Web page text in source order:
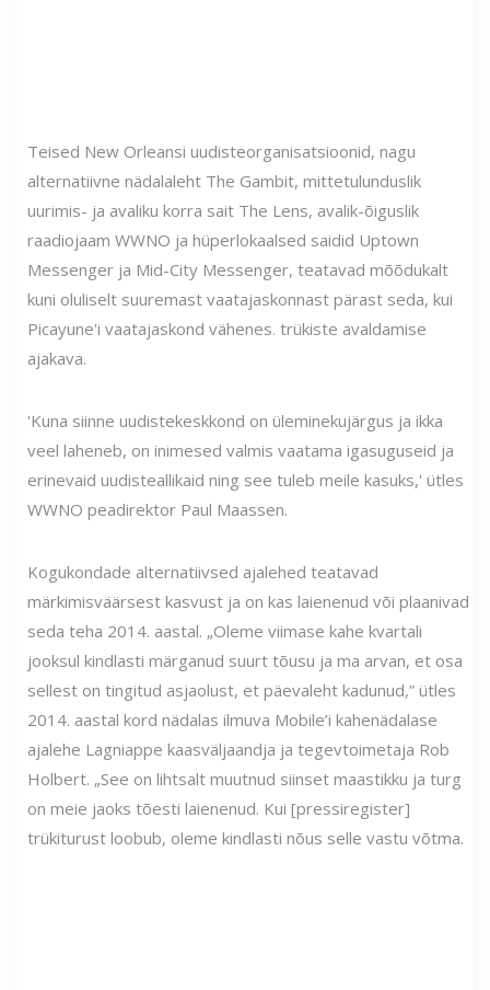
Teised New Orleansi uudisteorganisatsioonid, nagu
alternatiivne nädalaleht The Gambit, mittetulunduslik
uurimis- ja avaliku korra sait The Lens, avalik-õiguslik
raadiojaam WWNO ja hüperlokaalsed saidid Uptown
Messenger ja Mid-City Messenger, teatavad mõõdukalt
kuni oluliselt suuremast vaatajaskonnast pärast seda, kui
Picayune'i vaatajaskond vähenes. trükiste avaldamise
ajakava.
'Kuna siinne uudistekeskkond on üleminekujärgus ja ikka
veel laheneb, on inimesed valmis vaatama igasuguseid ja
erinevaid uudisteallikaid ning see tuleb meile kasuks,' ütles
WWNO peadirektor Paul Maassen.
Kogukondade alternatiivsed ajalehed teatavad
märkimisväärsest kasvust ja on kas laienenud või plaanivad
seda teha 2014. aastal. „Oleme viimase kahe kvartali
jooksul kindlasti märganud suurt tõusu ja ma arvan, et osa
sellest on tingitud asjaolust, et päevaleht kadunud,” ütles
2014. aastal kord nädalas ilmuva Mobile’i kahenädalase
ajalehe Lagniappe kaasväljaandja ja tegevtoimetaja Rob
Holbert. „See on lihtsalt muutnud siinset maastikku ja turg
on meie jaoks tõesti laienenud. Kui [pressiregister]
trükiturust loobub, oleme kindlasti nõus selle vastu võtma.